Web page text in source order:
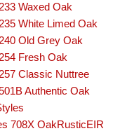
Waxed Oak
White Limed Oak
Old Grey Oak
Fresh Oak
Classic Nuttree
Authentic Oak
708X OakRusticEIR